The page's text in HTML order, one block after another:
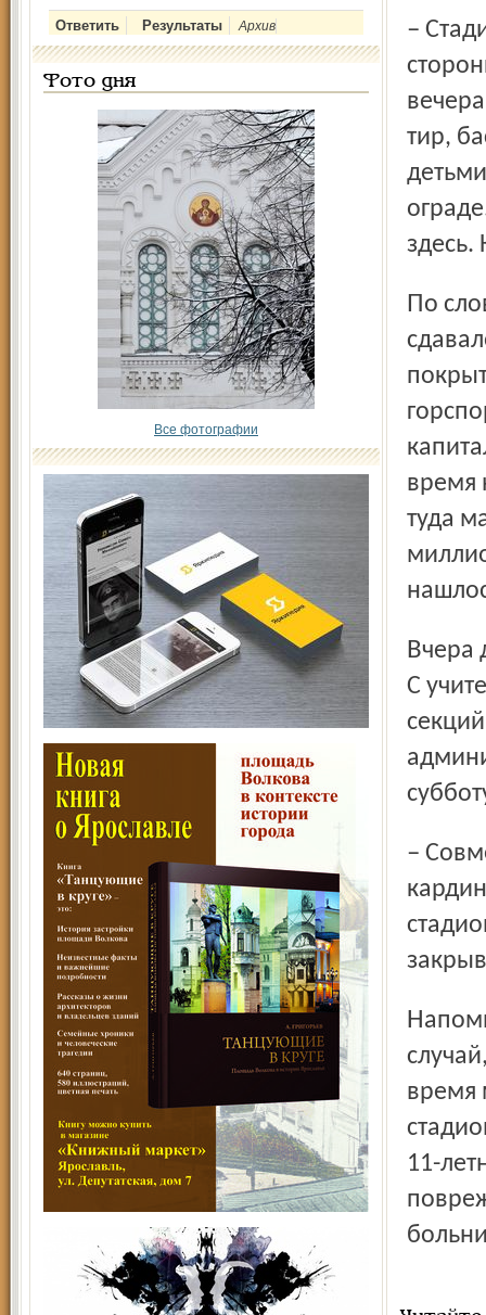
Архив
Фото дня
Все фотографии
– Стадион днем открыт для свободного прохода со
тир,
здесь.
По словам Юрия Геннадьевича, два года назад, когда
время
туда
Вчера днем на стадионе, как всегда, было полно детворы.
С
– Совместно со спорткомитетом будем принимать и более
Напомним, что совсем недавно, в середине мая, похожий
время
11-